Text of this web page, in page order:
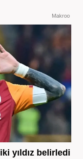
Makroo
yıldız belirledi